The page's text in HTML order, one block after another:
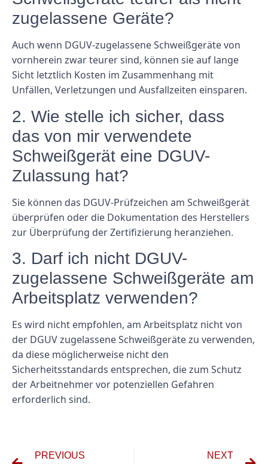
zugelassene Geräte?
Auch wenn DGUV-zugelassene Schweißgeräte von
vornherein zwar teurer sind, können sie auf lange
Sicht letztlich Kosten im Zusammenhang mit
Unfällen, Verletzungen und Ausfallzeiten einsparen.
2. Wie stelle ich sicher, dass
das von mir verwendete
Schweißgerät eine DGUV-
Zulassung hat?
Sie können das DGUV-Prüfzeichen am Schweißgerät
überprüfen oder die Dokumentation des Herstellers
zur Überprüfung der Zertifizierung heranziehen.
3. Darf ich nicht DGUV-
zugelassene Schweißgeräte am
Arbeitsplatz verwenden?
Es wird nicht empfohlen, am Arbeitsplatz nicht von
der DGUV zugelassene Schweißgeräte zu verwenden,
da diese möglicherweise nicht den
Sicherheitsstandards entsprechen, die zum Schutz
der Arbeitnehmer vor potenziellen Gefahren
erforderlich sind.
PREVIOUS NEXT